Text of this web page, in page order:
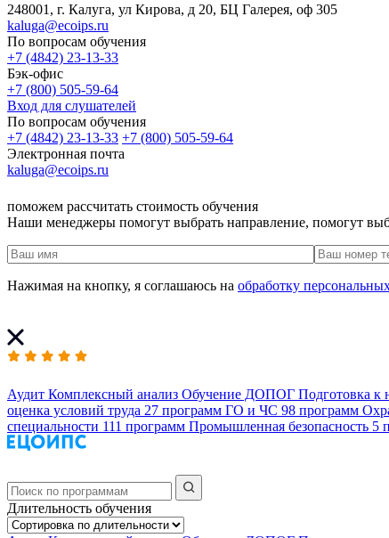
248001, г. Калуга, ул Кирова, д 20, БЦ Галерея, оф 305
kaluga@ecoips.ru
По вопросам обучения
+7 (4842) 23-13-33
Бэк-офис
+7 (800) 505-59-64
Вход для слушателей
По вопросам обучения
+7 (4842) 23-13-33 +7 (800) 505-59-64
Электронная почта
kaluga@ecoips.ru
поможем рассчитать стоимость обучения
Наши менеджеры помогут выбрать направление, помогут
Нажимая на кнопку, я соглашаюсь на обработку
Аудит Комплексный анализ Обучение ДОПОГ Подготовка к
оценка условий труда 27 программ ГО и ЧС 98 программ
специальности 111 программ Промышленная безопасность 5
Длительность обучения